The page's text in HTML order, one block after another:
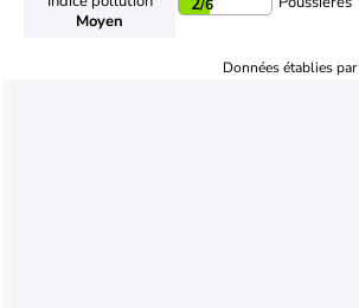
Moyen
/6
Données établies par